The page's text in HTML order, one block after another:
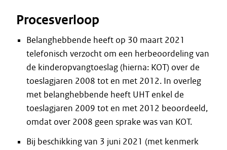
Procesverloop
Belanghebbende heeft op 30 maart 2021
telefonisch verzocht om een herbeoordeling van
de kinderopvangtoeslag (hierna: KOT) over de
toeslagjaren 2008 tot en met 2012. In overleg
met belanghebbende heeft UHT enkel de
toeslagjaren 2009 tot en met 2012 beoordeeld,
omdat over 2008 geen sprake was van KOT.
Bij beschikking van 3 juni 2021 (met kenmerk